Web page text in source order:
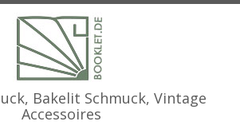
Bakelit Schmuck, Vintage
Accessoires